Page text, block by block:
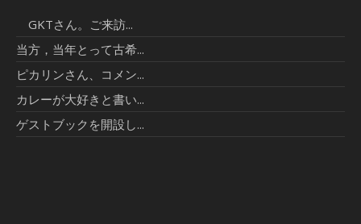
GKTさん。ご来訪...
当方，当年とって古希...
ピカリンさん、コメン...
カレーが大好きと書い...
ゲストブックを開設し...